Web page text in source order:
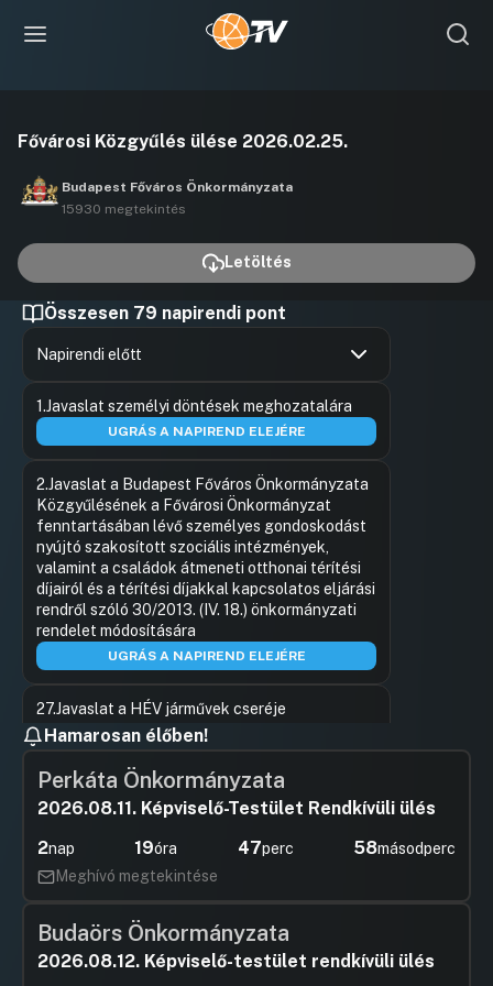
Fővárosi Közgyűlés ülése 2026.02.25.
Budapest Főváros Önkormányzata
15930 megtekintés
Letöltés
Összesen 79 napirendi pont
Napirendi előtt
1.Javaslat személyi döntések meghozatalára
UGRÁS A NAPIREND ELEJÉRE
2.Javaslat a Budapest Főváros Önkormányzata
Közgyűlésének a Fővárosi Önkormányzat
fenntartásában lévő személyes gondoskodást
nyújtó szakosított szociális intézmények,
valamint a családok átmeneti otthonai térítési
díjairól és a térítési díjakkal kapcsolatos eljárási
rendről szóló 30/2013. (IV. 18.) önkormányzati
rendelet módosítására
UGRÁS A NAPIREND ELEJÉRE
27.Javaslat a HÉV járművek cseréje
melletti egységes fővárosi kiállásra és
segítség felajánlására
HozzászólásokUgrás a napirendi pontra
28.Javaslat a hév-járműtender
eredménytelensége miatt elbukni látszó
uniós források felhasználására
HozzászólásokUgrás a napirendi pontra
kapcsolatos szabályozás módosítására
UGRÁS A NAPIREND ELEJÉRE
Hamarosan élőben!
Perkáta Önkormányzata
2026.08.11. Képviselő-Testület Rendkívüli ülés
2nap 19óra 47perc 58másodperc
Meghívó megtekintése
Budaörs Önkormányzata
2026.08.12. Képviselő-testület rendkívüli ülés